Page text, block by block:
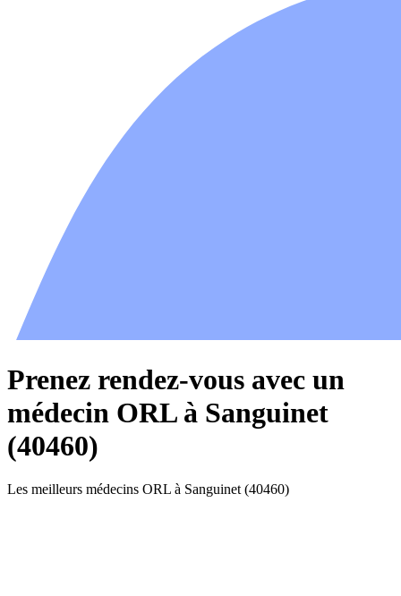
Prenez rendez-vous avec un
médecin ORL à Sanguinet
(40460)
Les meilleurs médecins ORL à Sanguinet (40460)